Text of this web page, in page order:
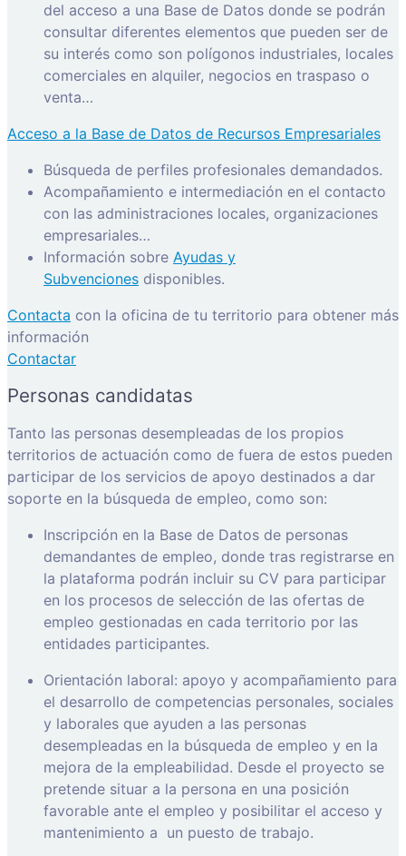
del acceso a una Base de Datos donde se podrán
consultar diferentes elementos que pueden ser de
su interés como son polígonos industriales, locales
comerciales en alquiler, negocios en traspaso o
venta…
Acceso a la Base de Datos de Recursos Empresariales
Búsqueda de perfiles profesionales demandados.
Acompañamiento e intermediación en el contacto
con las administraciones locales, organizaciones
empresariales…
Información sobre Ayudas y
Subvenciones disponibles.
Contacta con la oficina de tu territorio para obtener más
información
Contactar
Personas candidatas
Tanto las personas desempleadas de los propios
territorios de actuación como de fuera de estos pueden
participar de los servicios de apoyo destinados a dar
soporte en la búsqueda de empleo, como son:
Inscripción en la Base de Datos de personas
demandantes de empleo, donde tras registrarse en
la plataforma podrán incluir su CV para participar
en los procesos de selección de las ofertas de
empleo gestionadas en cada territorio por las
entidades participantes.
Orientación laboral: apoyo y acompañamiento para
el desarrollo de competencias personales, sociales
y laborales que ayuden a las personas
desempleadas en la búsqueda de empleo y en la
mejora de la empleabilidad. Desde el proyecto se
pretende situar a la persona en una posición
favorable ante el empleo y posibilitar el acceso y
mantenimiento a un puesto de trabajo.